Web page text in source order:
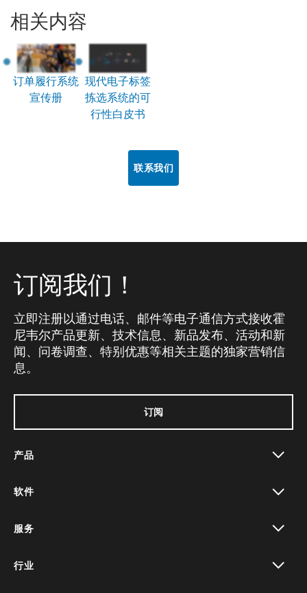
相关内容
订单履行系统
宣传册
现代电子标签
拣选系统的可
行性白皮书
联系我们
订阅我们！
立即注册以通过电话、邮件等电子通信方式接收霍
尼韦尔产品更新、技术信息、新品发布、活动和新
闻、问卷调查、特别优惠等相关主题的独家营销信
息。
订阅
产品
软件
服务
行业